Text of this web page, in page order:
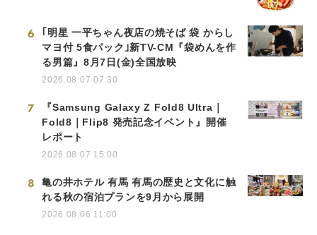
6
｢明星 一平ちゃん夜店の焼そば 袋 からし
マヨ付 5食パック｣新TV-CM『袋めんを作
る男篇』8月7日(金)全国放映
2026.08.07 07:30
7
『Samsung Galaxy Z Fold8 Ultra｜
Fold8｜Flip8 発売記念イベント』開催
レポート
2026.08.07 15:00
8
亀の井ホテル 有馬 有馬の歴史と文化に触
れる秋の宿泊プランを9月から展開
2026.08.06 11:00